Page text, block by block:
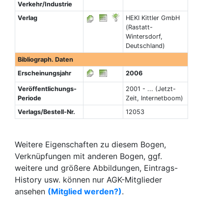
Verkehr/Industrie
Verlag
HEKI Kittler GmbH
(Rastatt-
Wintersdorf,
Deutschland)
Bibliograph. Daten
Erscheinungsjahr
2006
Veröffentlichungs-
Periode
2001 - ... (Jetzt-
Zeit, Internetboom)
Verlags/Bestell-Nr.
12053
Weitere Eigenschaften zu diesem Bogen,
Verknüpfungen mit anderen Bogen, ggf.
weitere und größere Abbildungen, Eintrags-
History usw. können nur AGK-Mitglieder
ansehen (Mitglied werden?).